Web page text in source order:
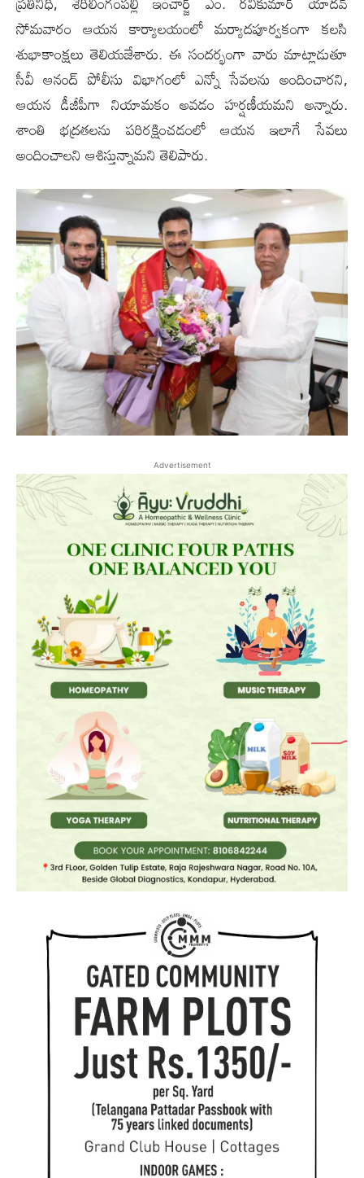
సోమ‌వారం ఆయ‌న కార్యాల‌యంలో మ‌ర్యాద‌పూర్వ‌కంగా క‌ల‌సి
శుభాకాంక్ష‌లు తెలియ‌జేశారు. ఈ సంద‌ర్భంగా వారు మాట్లాడుతూ
సీవీ ఆనంద్ పోలీసు విభాగంలో ఎన్నో సేవ‌ల‌ను అందించార‌ని,
ఆయ‌న డీజీపీగా నియామ‌కం అవ‌డం హ‌ర్ష‌ణీయ‌మ‌ని అన్నారు.
శాంతి భ‌ద్ర‌త‌ల‌ను ప‌రిర‌క్షించ‌డంలో ఆయ‌న ఇలాగే సేవ‌లు
అందించాల‌ని ఆశిస్తున్నామ‌ని తెలిపారు.
Advertisement